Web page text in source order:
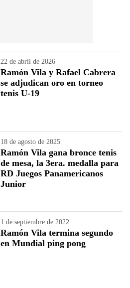
22 de abril de 2026
Ramón Vila y Rafael Cabrera
se adjudican oro en torneo
tenis U-19
18 de agosto de 2025
Ramón Vila gana bronce tenis
de mesa, la 3era. medalla para
RD Juegos Panamericanos
Junior
1 de septiembre de 2022
Ramón Vila termina segundo
en Mundial ping pong